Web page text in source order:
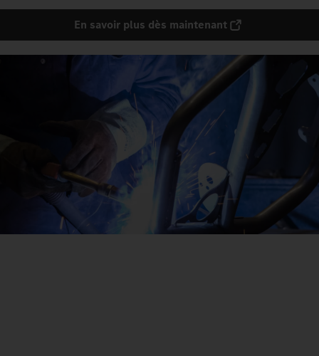
En savoir plus dès maintenant